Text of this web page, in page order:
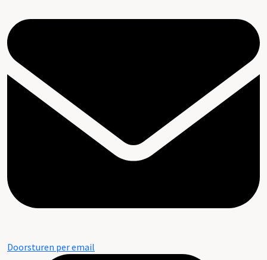
Doorsturen per email